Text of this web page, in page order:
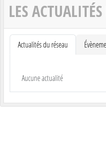
LES
Actualités du réseau
Aucune actualité